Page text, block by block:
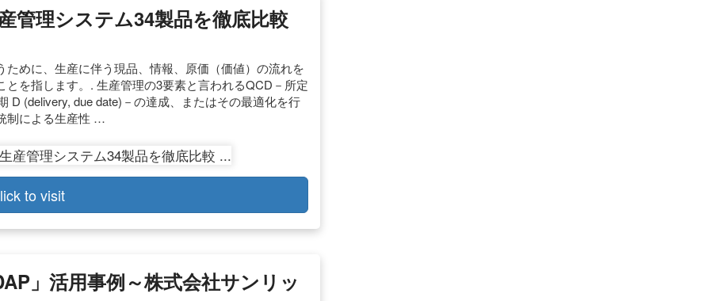
管理システム34製品を徹底比較
めに、生産に伴う現品、情報、原価（価値）の流れを
を指します。. 生産管理の3要素と言われるQCD－所定
D (delivery, due date)－の達成、またはその最適化を行
制による生産性 …
to visit
」活用事例～株式会社サンリッ